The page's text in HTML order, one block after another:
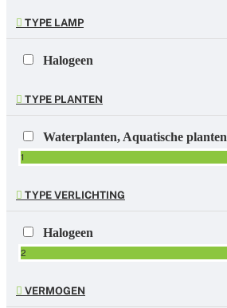
TYPE LAMP
Halogeen
TYPE PLANTEN
Waterplanten, Aquatische planten
1
TYPE VERLICHTING
Halogeen
2
VERMOGEN